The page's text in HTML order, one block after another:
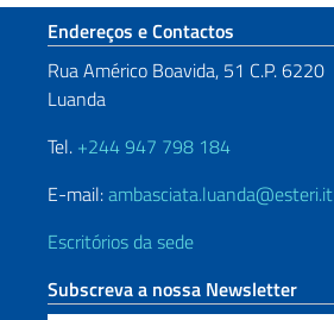
Seção de rodapé
Endereços e Contactos
Rua Américo Boavida, 51 C.P. 6220
Luanda
Tel. +244 947 798 184
E-mail:ambasciata.luanda@esteri.it
Escritórios da sede
Subscreva a nossa Newsletter